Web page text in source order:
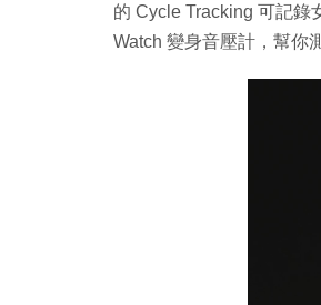
的 Cycle Tracking 可記錄
Watch 變身音壓計，幫你